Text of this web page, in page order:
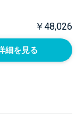
￥48,026
細を見る